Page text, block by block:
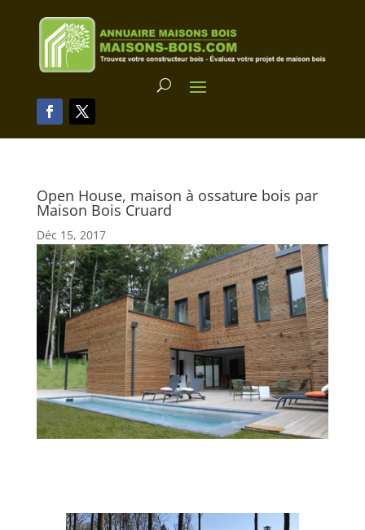
Open House, maison à ossature bois par
Maison Bois Cruard
Déc 15, 2017